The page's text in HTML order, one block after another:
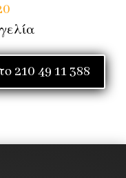
210 49 11 388